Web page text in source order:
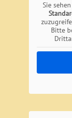
Sie
Bitte